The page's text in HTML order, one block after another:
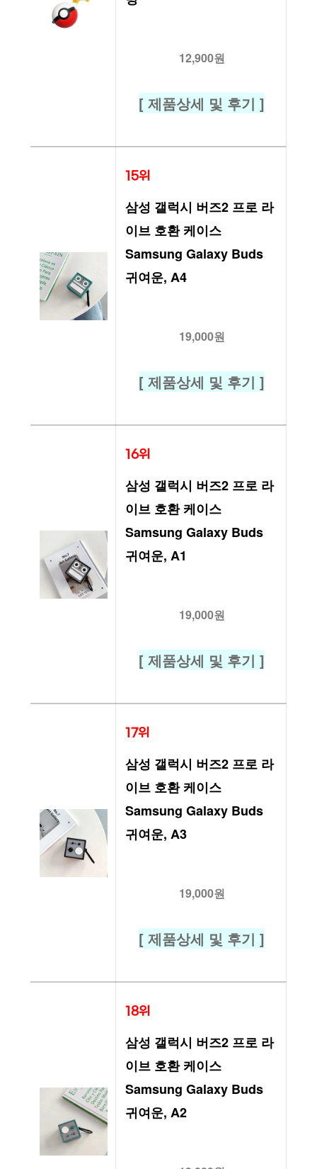
12,900원
[ 제품상세 및 후기 ]
15위
삼성 갤럭시 버즈2 프로 라
이브 호환 케이스
Samsung Galaxy Buds
귀여운, A4
19,000원
[ 제품상세 및 후기 ]
16위
삼성 갤럭시 버즈2 프로 라
이브 호환 케이스
Samsung Galaxy Buds
귀여운, A1
19,000원
[ 제품상세 및 후기 ]
17위
삼성 갤럭시 버즈2 프로 라
이브 호환 케이스
Samsung Galaxy Buds
귀여운, A3
19,000원
[ 제품상세 및 후기 ]
18위
삼성 갤럭시 버즈2 프로 라
이브 호환 케이스
Samsung Galaxy Buds
귀여운, A2